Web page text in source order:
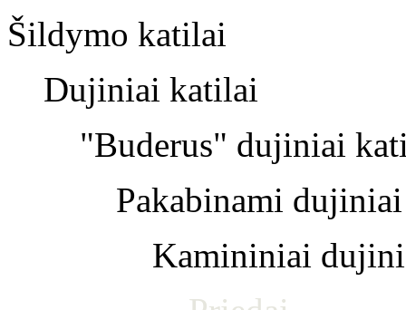
Šildymo katilai
Dujiniai katilai
"Buderus" dujiniai
Pakabinami
Kamininiai